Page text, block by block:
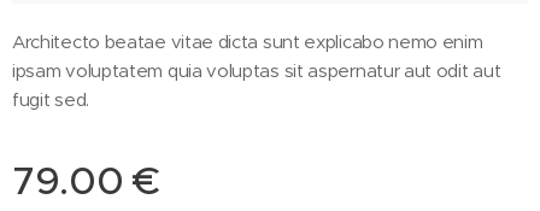
Architecto beatae vitae dicta sunt explicabo nemo enim
ipsam voluptatem quia voluptas sit aspernatur aut odit aut
fugit sed.
79.00 €